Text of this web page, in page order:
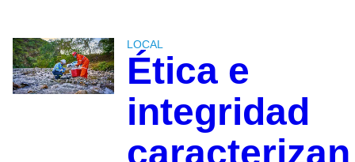
LOCAL
Ética e
integridad
caracterizan